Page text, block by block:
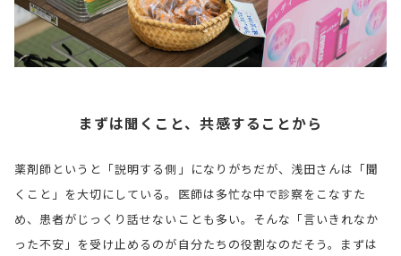
まずは聞くこと、共感することから
薬剤師というと「説明する側」になりがちだが、浅田さんは「聞
くこと」を大切にしている。医師は多忙な中で診察をこなすた
め、患者がじっくり話せないことも多い。そんな「言いきれなか
った不安」を受け止めるのが自分たちの役割なのだそう。まずは